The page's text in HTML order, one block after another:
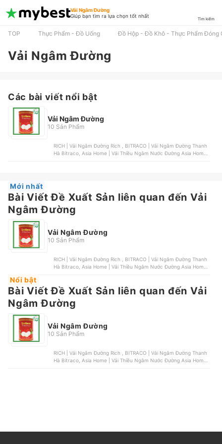
Vải Ngâm Đường
Giúp bạn tìm ra lựa chọn tốt nhất
Tìm kiếm
TOP Thực Phẩm - Đồ Uống Đồ Hộp - Đồ Khô - Thực Phẩm Đóng
Vải Ngâm Đường
Các bài viết nổi bật
Vải Ngâm Đường
10 Sản Phẩm
RICH | Vải Ngâm Đường Rich , BITRACO | Vải Ngâm Đường Thanh
Hà Bitraco, Asia Home | Vải Thiều Ngâm Nước Đường Asia Home ,
Mới nhất
Bài Viết Đề Xuất Sản liên quan đến Vải
Ngâm Đường
Vải Ngâm Đường
10 Sản Phẩm
RICH | Vải Ngâm Đường Rich , BITRACO | Vải Ngâm Đường Thanh
Hà Bitraco, Asia Home | Vải Thiều Ngâm Nước Đường Asia Home ,
Nổi bật
Bài Viết Đề Xuất Sản liên quan đến Vải
Ngâm Đường
Vải Ngâm Đường
10 Sản Phẩm
RICH | Vải Ngâm Đường Rich , BITRACO | Vải Ngâm Đường Thanh
Hà Bitraco, Asia Home | Vải Thiều Ngâm Nước Đường Asia Home ,